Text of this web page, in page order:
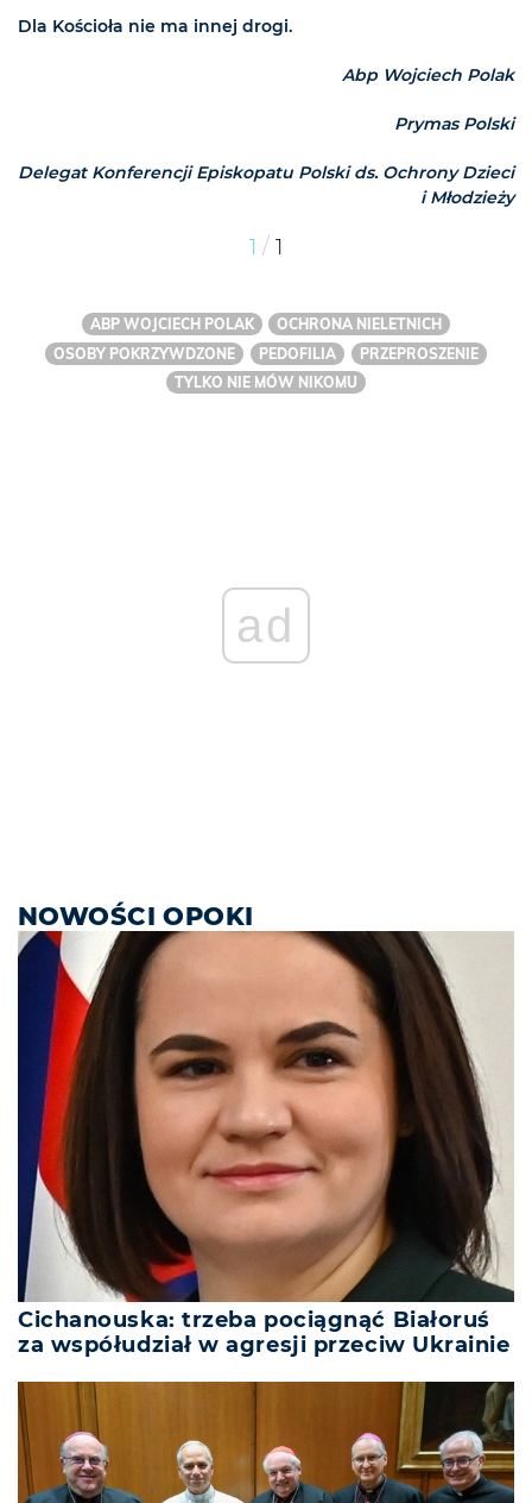
Dla Kościoła nie ma innej drogi.
Abp Wojciech Polak
Prymas Polski
Delegat Konferencji Episkopatu Polski ds. Ochrony Dzieci
i Młodzieży
1 / 1
ABP WOJCIECH POLAK
OCHRONA NIELETNICH
OSOBY POKRZYWDZONE
PEDOFILIA
PRZEPROSZENIE
TYLKO NIE MÓW NIKOMU
ad
NOWOŚCI OPOKI
Cichanouska: trzeba pociągnąć Białoruś
za współudział w agresji przeciw Ukrainie